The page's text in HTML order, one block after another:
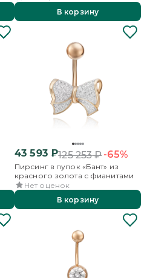
В корзину
43 593₽125 253₽-65%
Пирсинг в пупок «Бант» из
красного золота с фианитами
Нет оценок
В корзину